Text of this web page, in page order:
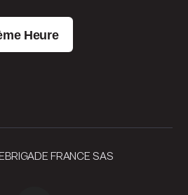
Heure
FRANCE SAS